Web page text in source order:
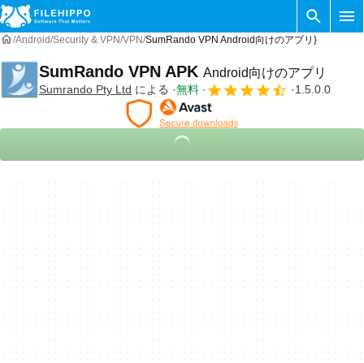
Android Security & VPN VPN SumRando VPN Android向けのアプリ}
SumRando VPN APK Android向けのアプリ
Sumrando Pty Ltd による 無料 1.5.0.0